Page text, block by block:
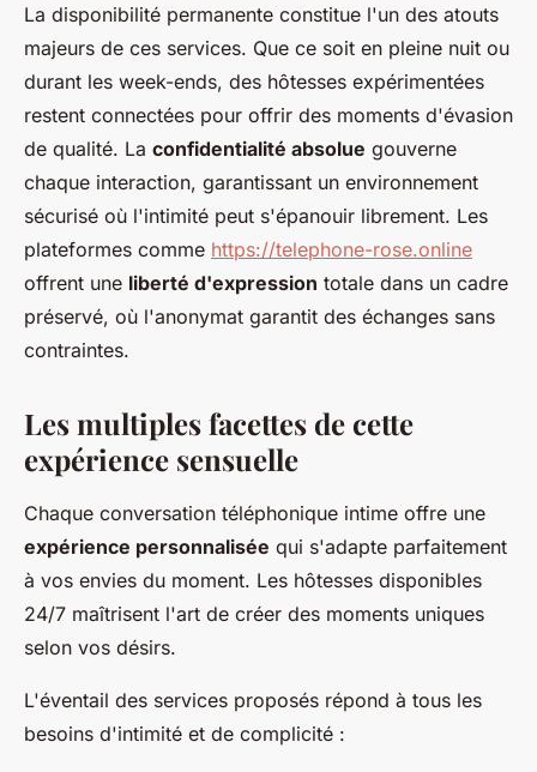
La disponibilité permanente constitue l'un des atouts
majeurs de ces services. Que ce soit en pleine nuit ou
durant les week-ends, des hôtesses expérimentées
restent connectées pour offrir des moments d'évasion
de qualité. La confidentialité absolue gouverne
chaque interaction, garantissant un environnement
sécurisé où l'intimité peut s'épanouir librement. Les
plateformes comme https://telephone-rose.online
offrent une liberté d'expression totale dans un cadre
préservé, où l'anonymat garantit des échanges sans
contraintes.
Les multiples facettes de cette
expérience sensuelle
Chaque conversation téléphonique intime offre une
expérience personnalisée qui s'adapte parfaitement
à vos envies du moment. Les hôtesses disponibles
24/7 maîtrisent l'art de créer des moments uniques
selon vos désirs.
L'éventail des services proposés répond à tous les
besoins d'intimité et de complicité :